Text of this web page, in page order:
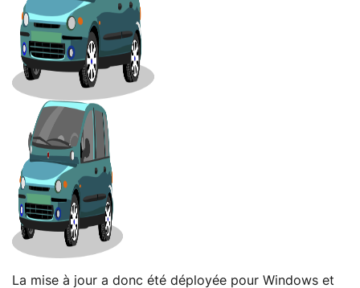
La mise à jour a donc été déployée pour Windows et